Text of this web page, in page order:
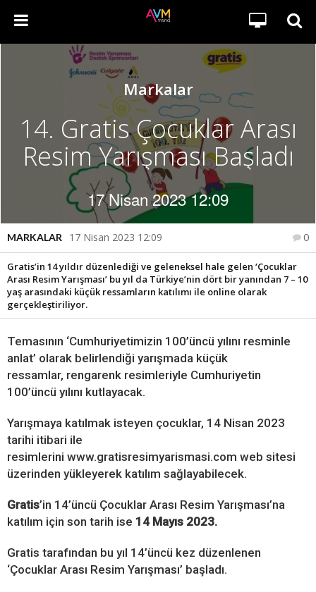
Markalar
14. Gratis Çocuklar Arası
Resim Yarışması Başladı
17 Nisan 2023 12:09
MARKALAR 17 Nisan 2023 12:09 0
Gratis’in 14 yıldır düzenlediği ve geleneksel hale gelen ‘Çocuklar
Arası Resim Yarışması’ bu yıl da Türkiye’nin dört bir yanından 7 – 10
yaş arasındaki küçük ressamların katılımı ile online olarak
gerçekleştiriliyor.
Temasının ‘Cumhuriyetimizin 100’üncü yılını resminle
anlat’ olarak belirlendiği yarışmada küçük
ressamlar, rengarenk resimleriyle Cumhuriyetin
100’üncü yılını kutlayacak.
Yarışmaya katılmak isteyen çocuklar, 14 Nisan 2023
tarihi itibari ile
resimlerini www.gratisresimyarismasi.com web sitesi
üzerinden yükleyerek katılım sağlayabilecek.
Gratis’in 14’üncü Çocuklar Arası Resim Yarışması’na
katılım için son tarih ise 14 Mayıs 2023.
Gratis tarafından bu yıl 14’üncü kez düzenlenen
‘Çocuklar Arası Resim Yarışması’ başladı.